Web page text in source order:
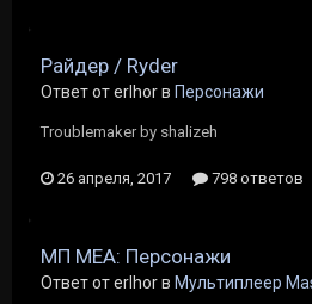
Райдер / Ryder
Ответ от erlhor в Персонажи
Troublemaker by shalizeh
26 апреля, 2017 798 ответов
МП МЕА: Персонажи
Ответ от erlhor в Мультиплеер